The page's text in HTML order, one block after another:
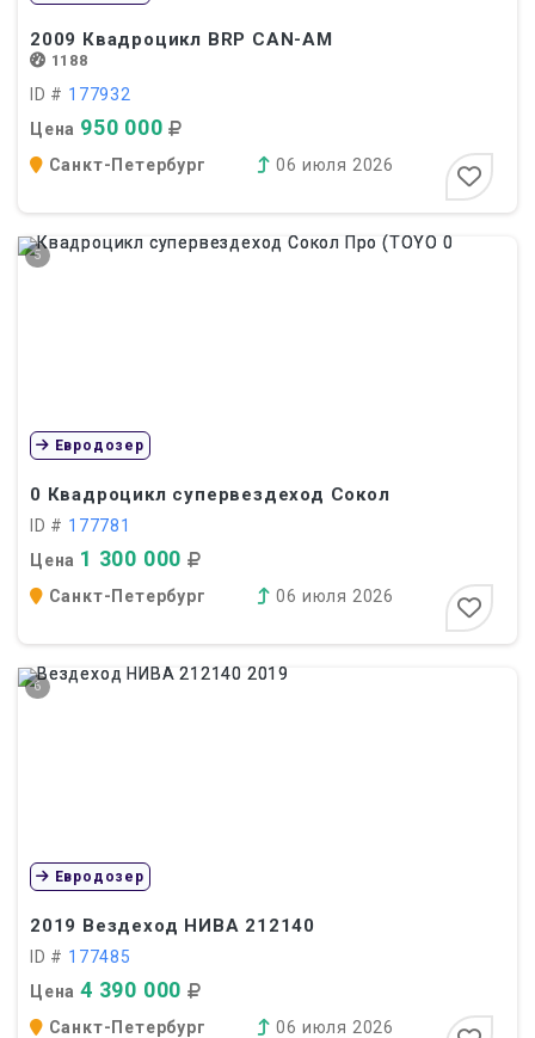
2009 Квадроцикл BRP CAN-AM
1188
ID # 177932
Цена 950 000
Санкт-Петербург 06 июля 2026
5
0 Квадроцикл супервездеход Сокол
ID # 177781
Цена 1 300 000
Евродозер
Санкт-Петербург 06 июля 2026
6
2019 Вездеход НИВА 212140
ID # 177485
Цена 4 390 000
Евродозер
Санкт-Петербург 06 июля 2026